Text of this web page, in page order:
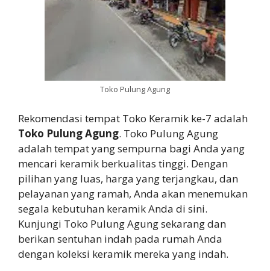
Toko Pulung Agung
Rekomendasi tempat Toko Keramik ke-7 adalah
Toko Pulung Agung. Toko Pulung Agung
adalah tempat yang sempurna bagi Anda yang
mencari keramik berkualitas tinggi. Dengan
pilihan yang luas, harga yang terjangkau, dan
pelayanan yang ramah, Anda akan menemukan
segala kebutuhan keramik Anda di sini.
Kunjungi Toko Pulung Agung sekarang dan
berikan sentuhan indah pada rumah Anda
dengan koleksi keramik mereka yang indah.